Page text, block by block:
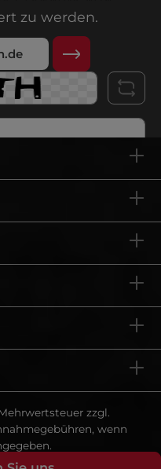
zu werden.
zur Kenntnis
zzgl.
wenn
GmbH